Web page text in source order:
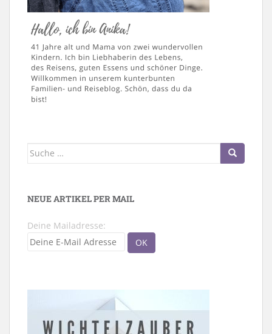
Suche
NEUE ARTIKEL PER MAIL
Deine Mailadresse: